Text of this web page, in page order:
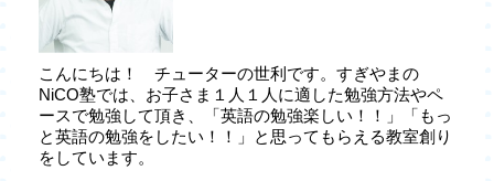
こんにちは！ チューターの世利です。すぎやまの
NiCO塾では、お子さま１人１人に適した勉強方法やペ
ースで勉強して頂き、「英語の勉強楽しい！！」「もっ
と英語の勉強をしたい！！」と思ってもらえる教室創り
をしています。